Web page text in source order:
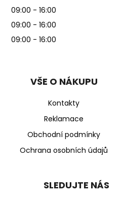
09:00 - 16:00
09:00 - 16:00
09:00 - 16:00
VŠE O NÁKUPU
Kontakty
Reklamace
Obchodní podmínky
Ochrana osobních údajů
SLEDUJTE NÁS